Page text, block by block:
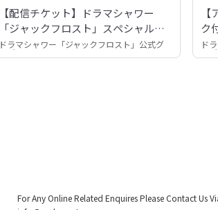
【配信チケット】ドラマシャワー
「ジャックフロスト」スペシャルト
ークライブ
ドラマシャワー「ジャックフロスト」公式グ
ッズ
ク
フ
ド
ッズ
For Any Online Related Enquires Please Contact Us